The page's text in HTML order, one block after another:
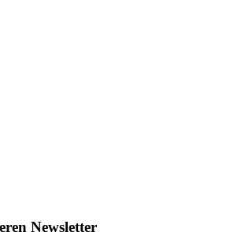
Newsletter